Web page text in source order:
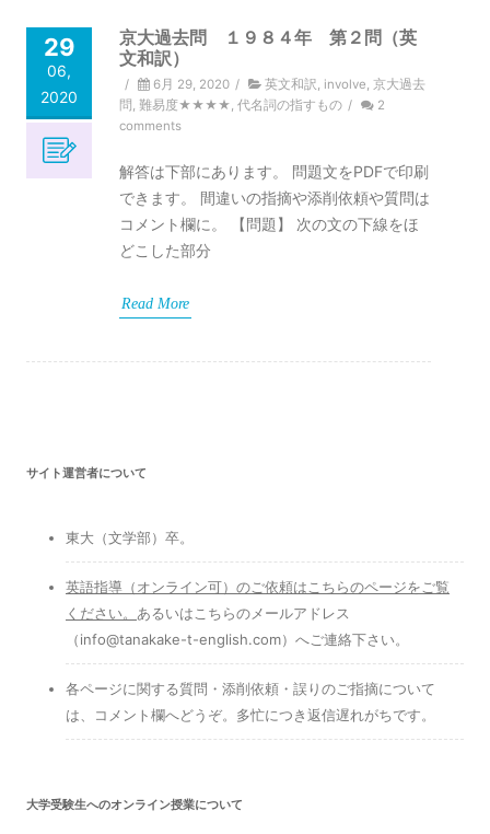
29
06,
2020
京大過去問 １９８４年 第２問（英
文和訳）
/ 6月 29, 2020 / 英文和訳, involve, 京大過去
問 , 難易度★★★★, 代名詞の指すもの /
2
comments
解答は下部にあります。 問題文をPDFで印刷
できます。 間違いの指摘や添削依頼や質問は
コメント欄に。 【問題】 次の文の下線をほ
どこした部分
Read More
サイト運営者について
東大（文学部）卒。
英語指導（オンライン可）のご依頼はこちらのページをご覧
ください。 あるいはこちらのメールアドレス
（info@tanakake-t-english.com）へご連絡下さい。
各ページに関する質問・添削依頼・誤りのご指摘について
は、コメント欄へどうぞ。多忙につき返信遅れがちです。
大学受験生へのオンライン授業について